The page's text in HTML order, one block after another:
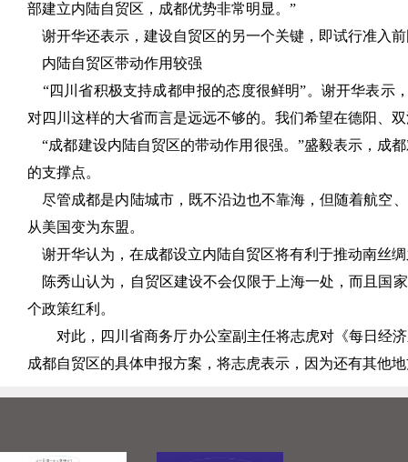
部建立内陆自贸区，成都优势非常明显。”
谢开华还表示，建设自贸区的另一个关键，即试行准入
内陆自贸区带动作用较强
“四川省积极支持成都申报的态度很鲜明”。谢开华表示
对四川这样的大省而言是远远不够的。我们希望在德阳、
“成都建设内陆自贸区的带动作用很强。”盛毅表示，成
的支撑点。
尽管成都是内陆城市，既不沿边也不靠海，但随着航空
从美国变为东盟。
谢开华认为，在成都设立内陆自贸区将有利于推动南丝
陈秀山认为，自贸区建设不会仅限于上海一处，而且国
个政策红利。
对此，四川省商务厅办公室副主任将志虎对《每日经
成都自贸区的具体申报方案，将志虎表示，因为还有其他